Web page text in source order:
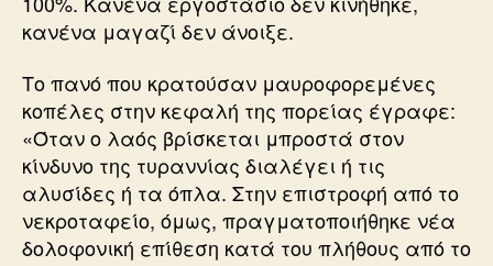
κανένα μαγαζί δεν άνοιξε.
Το πανό που κρατούσαν μαυροφορεμένες
κοπέλες στην κεφαλή της πορείας έγραφε:
«Όταν ο λαός βρίσκεται μπροστά στον
κίνδυνο της τυραννίας διαλέγει ή τις
αλυσίδες ή τα όπλα. Στην επιστροφή από το
νεκροταφείο, όμως, πραγματοποιήθηκε νέα
δολοφονική επίθεση κατά του πλήθους από το